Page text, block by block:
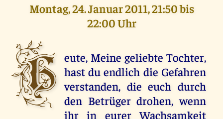
Montag, 24. Januar 2011, 21:50 bis
22:00 Uhr
H eute, Meine geliebte Tochter,
hast du endlich die Gefahren
verstanden, die euch durch
den Betrüger drohen, wenn
ihr in eurer Wachsamkeit